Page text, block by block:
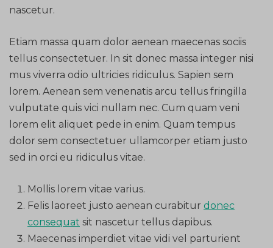
nascetur.
Etiam massa quam dolor aenean maecenas sociis
tellus consectetuer. In sit donec massa integer nisi
mus viverra odio ultricies ridiculus. Sapien sem
lorem. Aenean sem venenatis arcu tellus fringilla
vulputate quis vici nullam nec. Cum quam veni
lorem elit aliquet pede in enim. Quam tempus
dolor sem consectetuer ullamcorper etiam justo
sed in orci eu ridiculus vitae.
Mollis lorem vitae varius.
Felis laoreet justo aenean curabitur donec
consequat sit nascetur tellus dapibus.
Maecenas imperdiet vitae vidi vel parturient